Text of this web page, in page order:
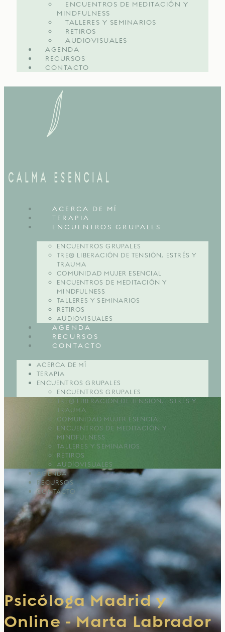
ENCUENTROS DE MEDITACIÓN Y
MINDFULNESS
TALLERES Y SEMINARIOS
RETIROS
AUDIOVISUALES
AGENDA
RECURSOS
CONTACTO
ACERCA DE MÍ
TERAPIA
ENCUENTROS GRUPALES
ENCUENTROS GRUPALES
TRE® LIBERACIÓN DE TENSIÓN, ESTRÉS Y
TRAUMA
COMUNIDAD MUJER ESENCIAL
ENCUENTROS DE MEDITACIÓN Y
MINDFULNESS
TALLERES Y SEMINARIOS
RETIROS
AUDIOVISUALES
AGENDA
RECURSOS
CONTACTO
ACERCA DE MÍ
TERAPIA
ENCUENTROS GRUPALES
ENCUENTROS GRUPALES
TRE® LIBERACIÓN DE TENSIÓN, ESTRÉS Y
TRAUMA
COMUNIDAD MUJER ESENCIAL
ENCUENTROS DE MEDITACIÓN Y
MINDFULNESS
TALLERES Y SEMINARIOS
RETIROS
AUDIOVISUALES
AGENDA
RECURSOS
CONTACTO
Psicóloga Madrid y
Online - Marta Labrador